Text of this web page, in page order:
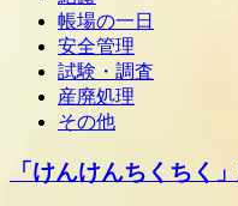
帳場の一日
安全管理
試験・調査
産廃処理
その他
「けんけんちくちく